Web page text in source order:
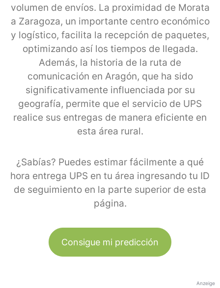
volumen de envíos. La proximidad de Morata
a Zaragoza, un importante centro económico
y logístico, facilita la recepción de paquetes,
optimizando así los tiempos de llegada.
Además, la historia de la ruta de
comunicación en Aragón, que ha sido
significativamente influenciada por su
geografía, permite que el servicio de UPS
realice sus entregas de manera eficiente en
esta área rural.
¿Sabías? Puedes estimar fácilmente a qué
hora entrega UPS en tu área ingresando tu ID
de seguimiento en la parte superior de esta
página.
Consigue mi predicción
Anzeige